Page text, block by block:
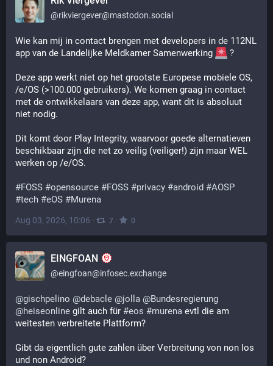
@rikviergever@mastodon.social
Wie kan mij in contact brengen met developers in de 112NL
app van de Landelijke Meldkamer Samenwerking
?
Deze app werkt niet op het grootste Europese mobiele OS,
/e/OS (>100.000 gebruikers). We komen graag in contact
met de ontwikkelaars van deze app, want dit is absoluut
niet nodig.
Dit komt door Play Integrity, waarvoor goede alternatieven
beschikbaar zijn die net zo veilig (veiliger!) zijn maar WEL
werken op /e/OS.
#FOSS #opensource #FOSS #privacy #android #AOSP
#tech #eOS #Murena
Aug 03, 2026, 10:06 · 7 · 0
EINGFOAN
@eingfoan@infosec.exchange
@gischpelino @debacle @jolla @Bundesregierung
@heiseonline gilt auch für #eos #murena evtl die am
weitesten verbreitete Plattform?
Gibt da eigentlich gute zahlen über Verbreitung von non Ios
und non Android?